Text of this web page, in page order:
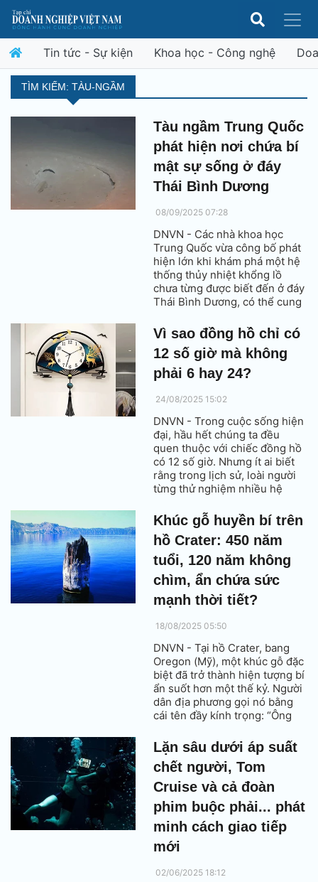
Tin tức - Sự kiện Khoa học - Công nghệ
TÌM KIẾM: TÀU-NGẦM
Tàu ngầm Trung Quốc
phát hiện nơi chứa bí
mật sự sống ở đáy
Thái Bình Dương
08/09/2025 07:28
DNVN - Các nhà khoa học
Trung Quốc vừa công bố phát
hiện lớn khi khám phá một hệ
thống thủy nhiệt khổng lồ
chưa từng được biết đến ở đáy
Thái Bình Dương, có thể cung
nguồn gốc sự sống trên Trái
Đất.
Vì sao đồng hồ chỉ có
12 số giờ mà không
phải 6 hay 24?
24/08/2025 15:02
DNVN - Trong cuộc sống hiện
đại, hầu hết chúng ta đều
quen thuộc với chiếc đồng hồ
có 12 số giờ. Nhưng ít ai biết
rằng trong lịch sử, loài người
từng thử nghiệm nhiều hệ
từ 6 số, 8 số, 10 số, 18 số cho
tới 24 số giờ. Vậy vì sao cuối
cùng, hệ thống 12 giờ lại trở
nên phổ biến nhất?
Khúc gỗ huyền bí trên
hồ Crater: 450 năm
tuổi, 120 năm không
chìm, ẩn chứa sức
mạnh thời tiết?
18/08/2025 05:50
DNVN - Tại hồ Crater, bang
Oregon (Mỹ), một khúc gỗ đặc
biệt đã trở thành hiện tượng bí
ẩn suốt hơn một thế kỷ. Người
dân địa phương gọi nó bằng
cái tên đầy kính trọng: “Ông
the Lake).
Lặn sâu dưới áp suất
chết người, Tom
Cruise và cả đoàn
phim buộc phải... phát
minh cách giao tiếp
mới
02/06/2025 18:12